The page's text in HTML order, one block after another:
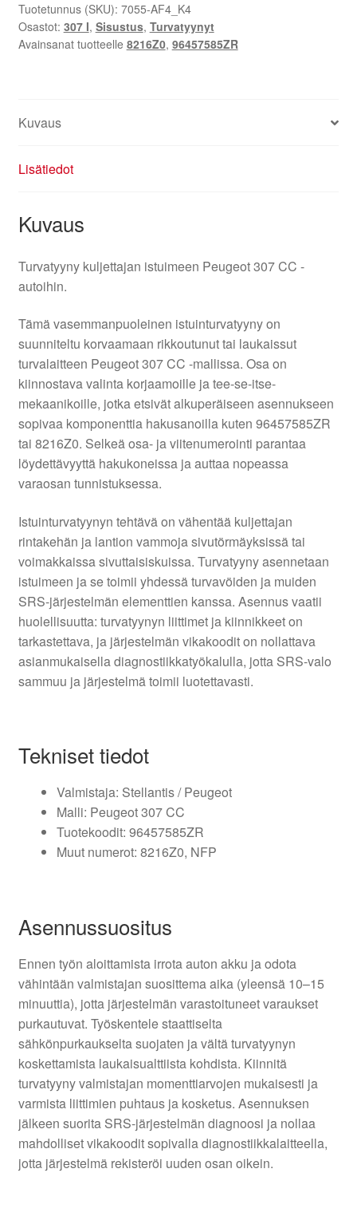
Tuotetunnus (SKU): 7055-AF4_K4
Osastot: 307 I, Sisustus, Turvatyynyt
Avainsanat tuotteelle 8216Z0, 96457585ZR
Kuvaus
Lisätiedot
Kuvaus
Turvatyyny kuljettajan istuimeen Peugeot 307 CC -
autoihin.
Tämä vasemmanpuoleinen istuinturvatyyny on
suunniteltu korvaamaan rikkoutunut tai laukaissut
turvalaitteen Peugeot 307 CC -mallissa. Osa on
kiinnostava valinta korjaamoille ja tee-se-itse-
mekaanikoille, jotka etsivät alkuperäiseen asennukseen
sopivaa komponenttia hakusanoilla kuten 96457585ZR
tai 8216Z0. Selkeä osa- ja viitenumerointi parantaa
löydettävyyttä hakukoneissa ja auttaa nopeassa
varaosan tunnistuksessa.
Istuinturvatyynyn tehtävä on vähentää kuljettajan
rintakehän ja lantion vammoja sivutörmäyksissä tai
voimakkaissa sivuttaisiskuissa. Turvatyyny asennetaan
istuimeen ja se toimii yhdessä turvavöiden ja muiden
SRS-järjestelmän elementtien kanssa. Asennus vaatii
huolellisuutta: turvatyynyn liittimet ja kiinnikkeet on
tarkastettava, ja järjestelmän vikakoodit on nollattava
asianmukaisella diagnostiikkatyökalulla, jotta SRS-valo
sammuu ja järjestelmä toimii luotettavasti.
Tekniset tiedot
Valmistaja: Stellantis / Peugeot
Malli: Peugeot 307 CC
Tuotekoodit: 96457585ZR
Muut numerot: 8216Z0, NFP
Asennussuositus
Ennen työn aloittamista irrota auton akku ja odota
vähintään valmistajan suosittema aika (yleensä 10–15
minuuttia), jotta järjestelmän varastoituneet varaukset
purkautuvat. Työskentele staattiselta
sähkönpurkaukselta suojaten ja vältä turvatyynyn
koskettamista laukaisualttiista kohdista. Kiinnitä
turvatyyny valmistajan momenttiarvojen mukaisesti ja
varmista liittimien puhtaus ja kosketus. Asennuksen
jälkeen suorita SRS-järjestelmän diagnoosi ja nollaa
mahdolliset vikakoodit sopivalla diagnostiikkalaitteella,
jotta järjestelmä rekisteröi uuden osan oikein.